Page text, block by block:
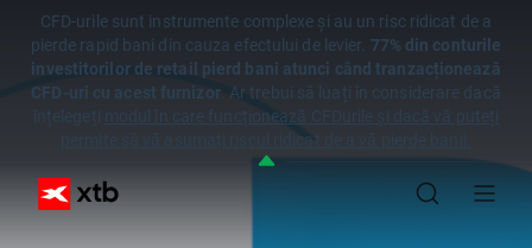
CFD-urile sunt instrumente complexe și au un risc ridicat de a
pierde rapid bani din cauza efectului de levier. 77% din conturile
investitorilor de retail pierd bani atunci când tranzacționează
CFD-uri cu acest furnizor. Ar trebui să luați în considerare dacă
înțelegeți modul în care funcționează CFDurile și dacă vă puteți
permite să vă asumați riscul ridicat de a vă pierde banii.